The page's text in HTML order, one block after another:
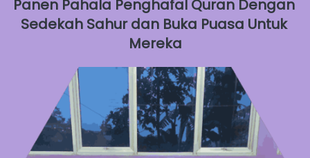
Panen Pahala Penghafal Quran Dengan
Sedekah Sahur dan Buka Puasa Untuk
Mereka